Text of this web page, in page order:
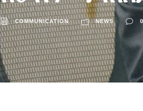
COMMUNICATION NEWS 0